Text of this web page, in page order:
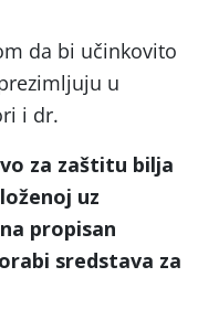
da bi učinkovito
u
i dr.
za zaštitu bilja
uz
propisan
sredstava za